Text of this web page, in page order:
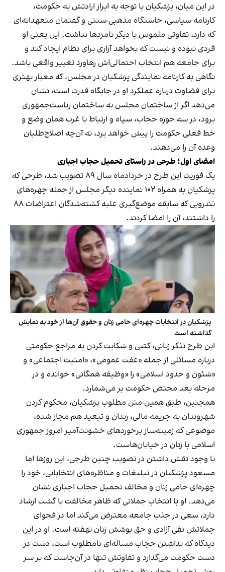
در این میان، پزشکیان با توجه به ابراز ارادتش به حکومت،
کارنامه سیاسی، خاستگاه مذهبی-سنتی و گفتمان متعهدانه‌ای
که دارد، تفاوتی ملموس با دیگر نامزدها نداشت. این یعنی او
فردی نبوده و نیست که بخواهد آزاری برای نظام ایجاد کند و
برای جامعه هم انتخاب احتمالی‌اش رهاورد تغییر واقعی باشد.
نگاهی به کارنامه نمایندگی پزشکیان در مجلس، که معیار بهتری
برای قضاوت درباره عملکرد او در جایگاه قدرت است، نشان
می‌دهد اگر از ساختمان مجلس به ساختمان ریاست‌جمهوری
برود، در سه حوزه حجاب، سپاه و ارتباط با غرب همان وضع و
خط فعلی حکومت را پیش خواهد برد، نه آن‌چه اصلاح‌طلبان
وعده آن را می‌دهند.
امضای اول؛ طرحی در راستای تحمیل حجاب اجباری
یک فوریت این طرح در خردادماه سال ۸۹ تصویب شد، طرحی که
پزشکیان به همراه ۱۰۲ نماینده دیگر مجلس از جمله چهره‌های
تندرویی که سابقه موضع‌گیری علیه کشته‌شدگان اعتراضات ۸۸
را داشتند، آن را امضا کردند.
پزشکیان در انتخابات چهره‌ای حامی زنان و حقوق آن‌ها از خود به نمایش
گذاشته است
این طرح تذکر زبانی، کتبی و شکایت کردن به مراجع حکومتی
درباره مسائلی از جمله «عفت عمومی»، «امنیت اجتماعی» و
«شئون و حدود اسلامی» را «وظیفه همگانی» خوانده و در
مرحله بعد مختص حکومت بر می‌شمارد.
همچنین، طبق همین متن مطلوب پزشکیان، محکوم کردن
شهروندان به جریمه مالی، زندان و تبعید هم مجاز شده،
موضوعی که زمینه‌ساز برخوردهای خشونت‌آمیز امروز جمهوری
اسلامی با زنان در خیابان‌هاست.
با وجود نقش داشتن در تصویب چنین طرحی، این روزها اما
مسعود پزشکیان در تبلیغات و مناظره‌های انتخاباتی، خود را
چهره‌ای حامی زنان و مخالف تحمیل حجاب اجباری نشان
می‌دهد. او با انتخاب جملاتی که ظاهر مخالفت با گشت ارشاد
دارد، سعی در جذب جامعه معترض می‌کند اما در فحوای
جملاتش نفی آزادی و حق پوشش زنان نهفته است. او در این
دیدگاه که نداشتن حجاب مساله‌ای نامطلوب است، دست در
دست حکومت می‌گذارد و تفاوتش تنها در آن‌جاست که بر سر